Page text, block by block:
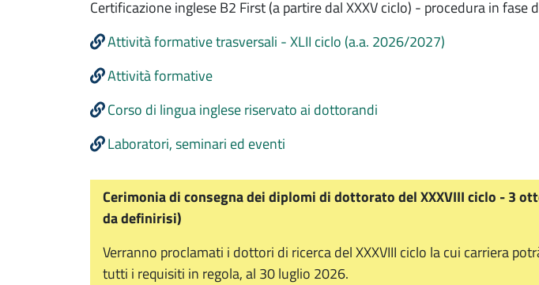
Certificazione inglese B2 First (a partire dal XXXV ciclo) - procedura in fase
Attività formative trasversali - XLII ciclo (a.a. 2026/2027)
Attività formative
Corso di lingua inglese riservato ai dottorandi
Laboratori, seminari ed eventi
Cerimonia di consegna dei diplomi di dottorato del XXXVIII ciclo - 3
da definirisi)
Verranno proclamati i dottori di ricerca del XXXVIII ciclo la cui carriera
tutti i requisiti in regola, al 30 luglio 2026.